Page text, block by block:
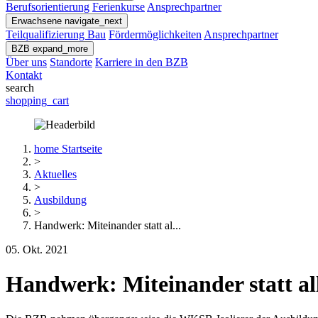
Berufsorientierung Ferienkurse Ansprechpartner
Erwachsene navigate_next
Teilqualifizierung Bau Fördermöglichkeiten Ansprechpartner
BZB expand_more
Über uns Standorte Karriere in den BZB
Kontakt
search
shopping_cart
home Startseite
>
Aktuelles
>
Ausbildung
>
Handwerk: Miteinander statt al...
05. Okt. 2021
Handwerk: Miteinander statt